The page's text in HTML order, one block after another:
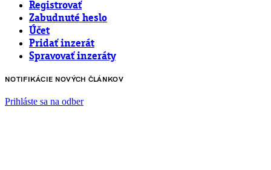
Registrovať
Zabudnuté heslo
Účet
Pridať inzerát
Spravovať inzeráty
NOTIFIKÁCIE NOVÝCH ČLÁNKOV
Prihláste sa na odber